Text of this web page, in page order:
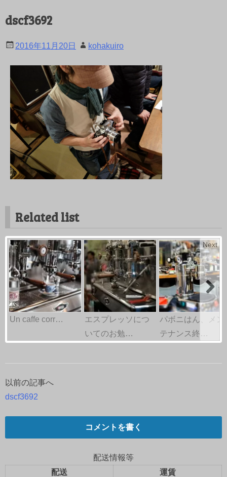
dscf3692
2016年11月20日 kohakuiro
Related list
Un caffe corr…
エスプレッソにつ
いてのお勉…
パボニはん、メン
テナンス終…
Next
投
以前の記事へ
dscf3692
コメントを書く
配送情報等
配送
運賃